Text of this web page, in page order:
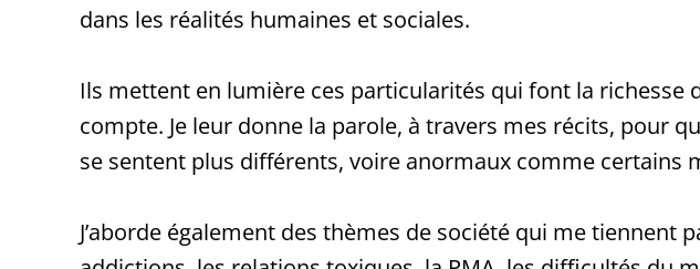
dans les réalités humaines et sociales.
Ils mettent en lumière ces particularités qui font la richesse
compte. Je leur donne la parole, à travers mes récits, pour
se sentent plus différents, voire anormaux comme certains
J’aborde également des thèmes de société qui me